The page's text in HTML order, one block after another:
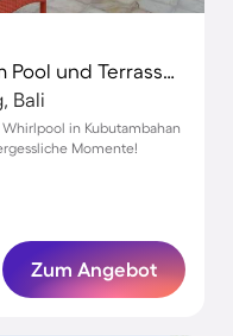
Villa mit Whirlpool, privatem Pool und Terrasse | Ideal für Homeoffice
Bali
in Kubutambahan
Momente!
Zum Angebot